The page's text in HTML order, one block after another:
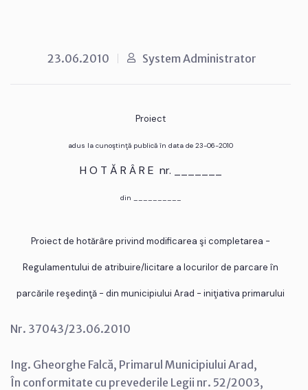
23.06.2010 System Administrator
Proiect
adus la cunoştinţă publică în data de 23-06-2010
H O T Ă R Â R E nr. _______
din __________
Proiect de hotărâre privind modificarea şi completarea -
Regulamentului de atribuire/licitare a locurilor de parcare în
parcările reşedinţă - din municipiului Arad - iniţiativa primarului
Nr. 37043/23.06.2010
Ing. Gheorghe Falcă, Primarul Municipiului Arad,
În conformitate cu prevederile Legii nr. 52/2003,